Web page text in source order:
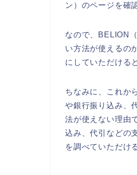
ン）のページを確
なので、BELION
い方法が使えるの
にしていただける
ちなみに、これか
や銀行振り込み、
法が使えない理由
込み、代引などの
を調べていただけ